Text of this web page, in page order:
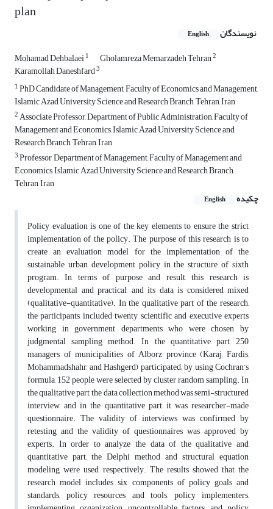
plan
نویسندگان English
Mohamad Dehbalaei1 Gholamreza Memarzadeh Tehran2
Karamollah Daneshfard3
1PhD Candidate of Management, Faculty of Economics and Management,
Islamic Azad University Science and Research Branch, Tehran, Iran
2Associate Professor, Department of Public Administration, Faculty of
Management and Economics, Islamic Azad University Science and
Research Branch, Tehran, Iran
3Professor, Department of Management, Faculty of Management and
Economics, Islamic Azad University Science and Research Branch,
Tehran, Iran
چکیده
English
Policy evaluation is one of the key elements to ensure the strict
implementation of the policy. The purpose of this research is to
create an evaluation model for the implementation of the
sustainable urban development policy in the structure of sixth
program. In terms of purpose and result, this research is
developmental and practical, and its data is considered mixed
(qualitative-quantitative). In the qualitative part of the research,
the participants included twenty scientific and executive experts
working in government departments who were chosen by
judgmental sampling method. In the quantitative part, 250
managers of municipalities of Alborz province (Karaj, Fardis,
Mohammadshahr, and Hashgerd) participated; by using Cochran’s
formula, 152 people were selected by cluster random sampling. In
the qualitative part, the data collection method was semi-structured
interview, and in the quantitative part, it was researcher-made
questionnaire. The validity of interviews was confirmed by
retesting and the validity of questionnaires was approved by
experts. In order to analyze the data of the qualitative and
quantitative part, the Delphi method and structural equation
modeling were used, respectively. The results showed that the
research model includes six components of policy goals and
standards, policy resources and tools, policy implementers,